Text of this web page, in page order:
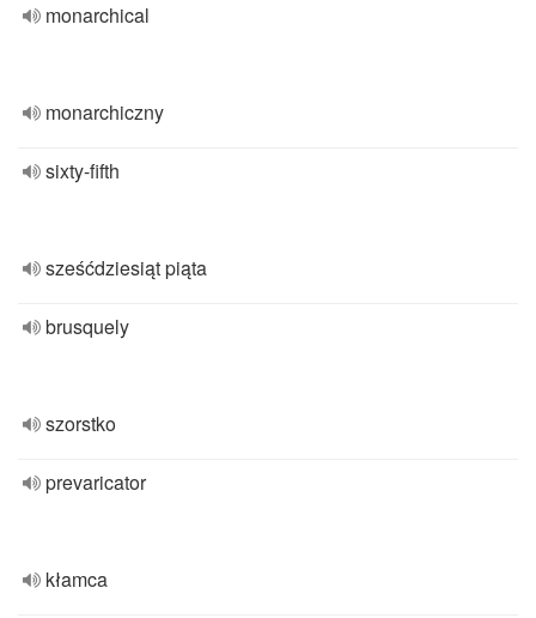
monarchical
monarchiczny
sixty-fifth
sześćdziesiąt piąta
brusquely
szorstko
prevaricator
kłamca